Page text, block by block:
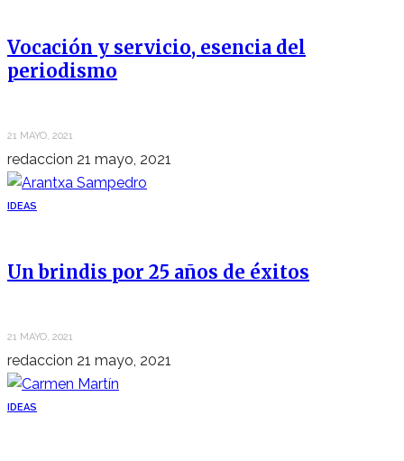
Vocación y servicio, esencia del
periodismo
21 MAYO, 2021
redaccion 21 mayo, 2021
IDEAS
Un brindis por 25 años de éxitos
21 MAYO, 2021
redaccion 21 mayo, 2021
IDEAS